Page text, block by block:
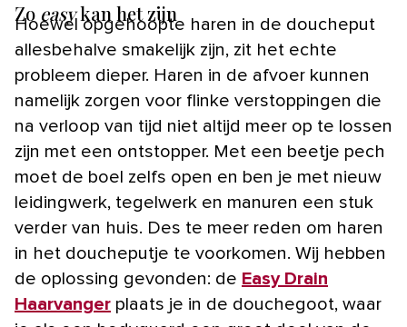
Zo easykan het zijn
Hoewel opgehoopte haren in de doucheput
allesbehalve smakelijk zijn, zit het echte
probleem dieper. Haren in de afvoer kunnen
namelijk zorgen voor flinke verstoppingen die
na verloop van tijd niet altijd meer op te lossen
zijn met een ontstopper. Met een beetje pech
moet de boel zelfs open en ben je met nieuw
leidingwerk, tegelwerk en manuren een stuk
verder van huis. Des te meer reden om haren
in het doucheputje te voorkomen. Wij hebben
de oplossing gevonden: de Easy Drain
Haarvanger plaats je in de douchegoot, waar